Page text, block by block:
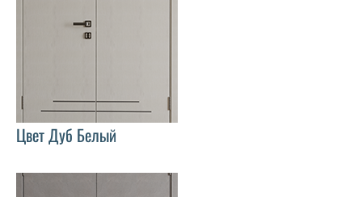
Цвет Дуб Белый